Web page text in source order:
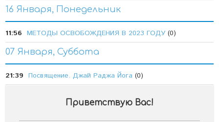
16 Января, Понедельник
11:56 МЕТОДЫ ОСВОБОЖДЕНИЯ В 2023 ГОДУ (0)
07 Января, Суббота
21:39 Посвящение. Джай Раджа Йога (0)
Приветствую Вас!